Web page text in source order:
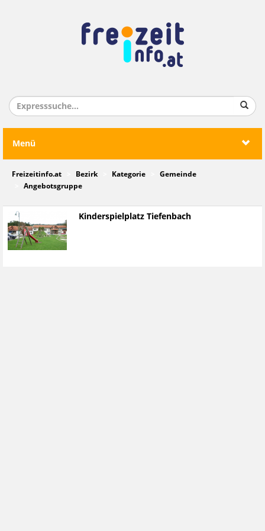
Menü
Freizeitinfo.at Bezirk Kategorie
Gemeinde
Angebotsgruppe
Kinderspielplatz Tiefenbach